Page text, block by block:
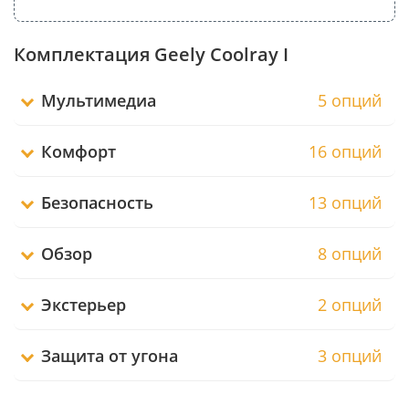
Комплектация Geely Coolray I
Мультимедиа 5 опций
Комфорт 16 опций
Безопасность 13 опций
Обзор 8 опций
Экстерьер 2 опций
Защита от угона 3 опций